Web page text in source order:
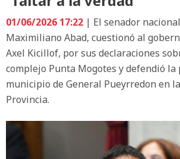
01/06/2026 17:22 | El senador
Maximiliano Abad, cuestionó al
Axel Kicillof, por sus declaraciones
complejo Punta Mogotes y defendió la
municipio de General Pueyrredon en
Provincia.